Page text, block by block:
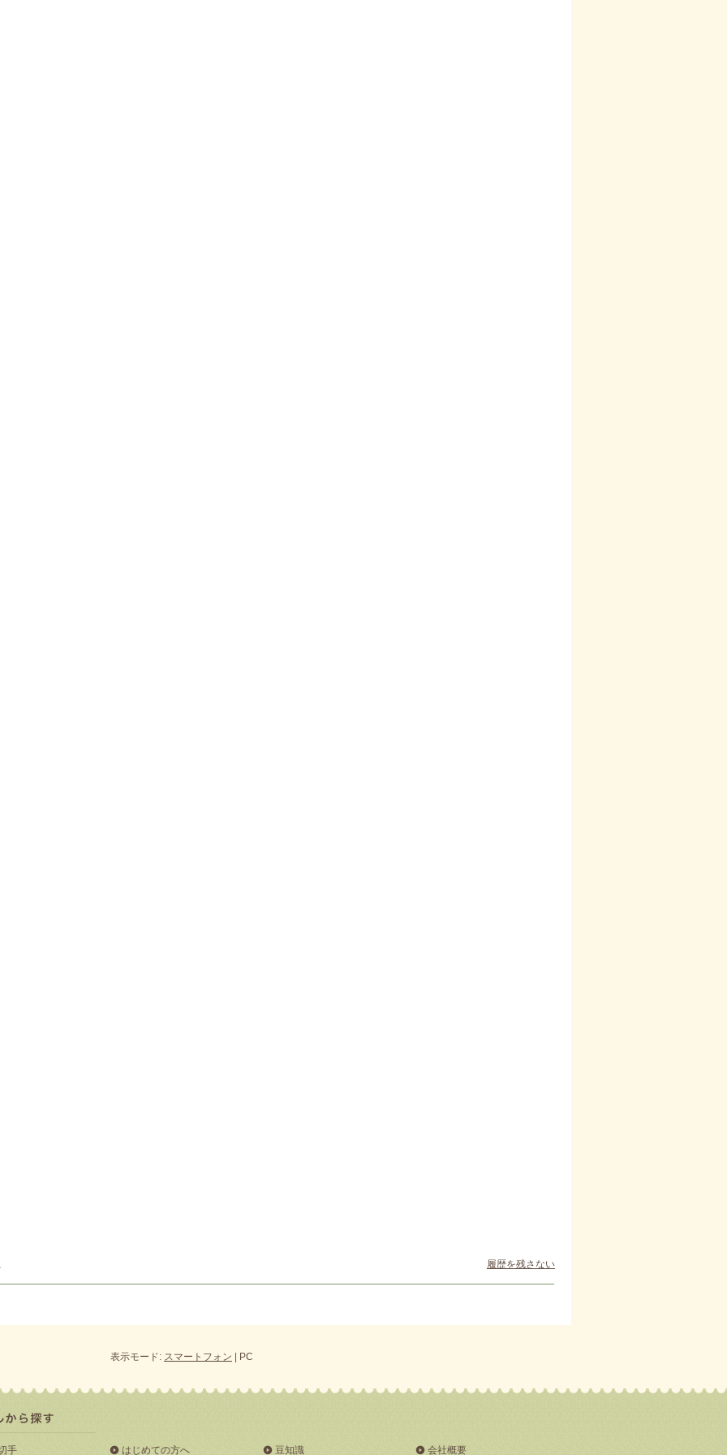
履歴を残さない
表示モード: スマートフォン | PC
手 はじめての方へ 豆知識 会社概要